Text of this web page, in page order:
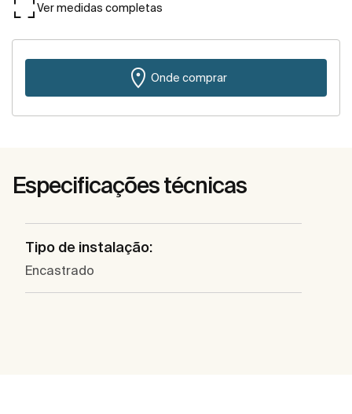
Ver medidas completas
Onde comprar
Especificações técnicas
Tipo de instalação:
Encastrado